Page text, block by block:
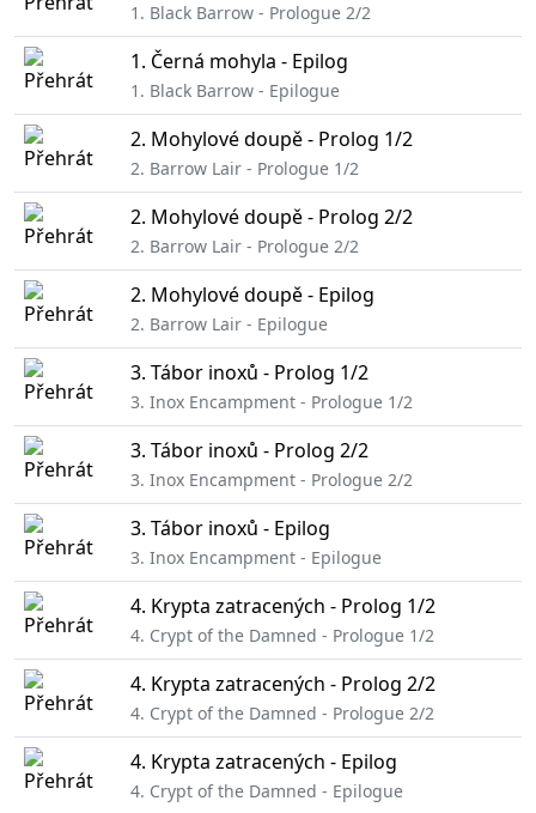
1. Black Barrow - Prologue 2/2
1. Černá mohyla - Epilog
1. Black Barrow - Epilogue
2. Mohylové doupě - Prolog 1/2
2. Barrow Lair - Prologue 1/2
2. Mohylové doupě - Prolog 2/2
2. Barrow Lair - Prologue 2/2
2. Mohylové doupě - Epilog
2. Barrow Lair - Epilogue
3. Tábor inoxů - Prolog 1/2
3. Inox Encampment - Prologue 1/2
3. Tábor inoxů - Prolog 2/2
3. Inox Encampment - Prologue 2/2
3. Tábor inoxů - Epilog
3. Inox Encampment - Epilogue
4. Krypta zatracených - Prolog 1/2
4. Crypt of the Damned - Prologue 1/2
4. Krypta zatracených - Prolog 2/2
4. Crypt of the Damned - Prologue 2/2
4. Krypta zatracených - Epilog
4. Crypt of the Damned - Epilogue